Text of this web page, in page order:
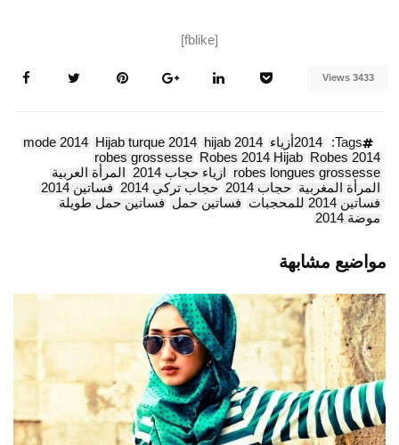
[fblike]
3433 Views
Tags: 2014أزياء hijab 2014
Hijab turque 2014
mode 2014
Robes 2014
Robes 2014 Hijab
robes grossesse
robes longues grossesse ازياء حجاب 2014
المرأة العربية
المرأة المغربية حجاب 2014 حجاب تركي 2014
فساتين 2014
فساتين 2014 للمحجبات
فساتين حمل فساتين حمل طويلة
موضة 2014
مواضيع مشابهة